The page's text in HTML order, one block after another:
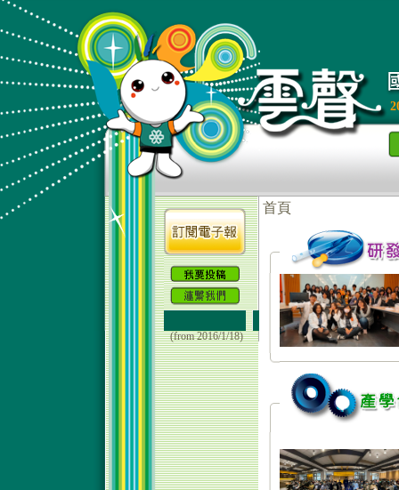
(from 2016/1/18)